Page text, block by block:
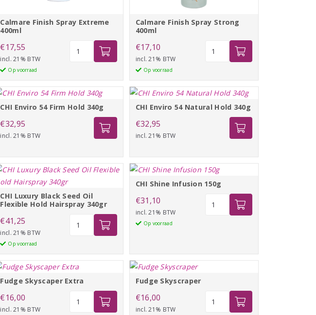
Calmare Finish Spray Extreme
400ml
€17,55
incl. 21% BTW
Op voorraad
Extreme
400ml
aantal
Calmare Finish Spray Strong
400ml
€17,10
incl. 21% BTW
Op voorraad
Strong
400ml
aantal
CHI Enviro 54 Firm Hold 340g
€32,95
incl. 21% BTW
CHI Enviro 54 Natural Hold 340g
€32,95
incl. 21% BTW
CHI Luxury Black Seed Oil
Flexible Hold Hairspray 340gr
€41,25
incl. 21% BTW
Op voorraad
Seed
Oil
Flexible
Hairspray
CHI Shine Infusion 150g
€31,10
incl. 21% BTW
Op voorraad
Fudge Skyscaper Extra
€16,00
incl. 21% BTW
Skyscaper
Fudge Skyscraper
€16,00
incl. 21% BTW
Skyscraper